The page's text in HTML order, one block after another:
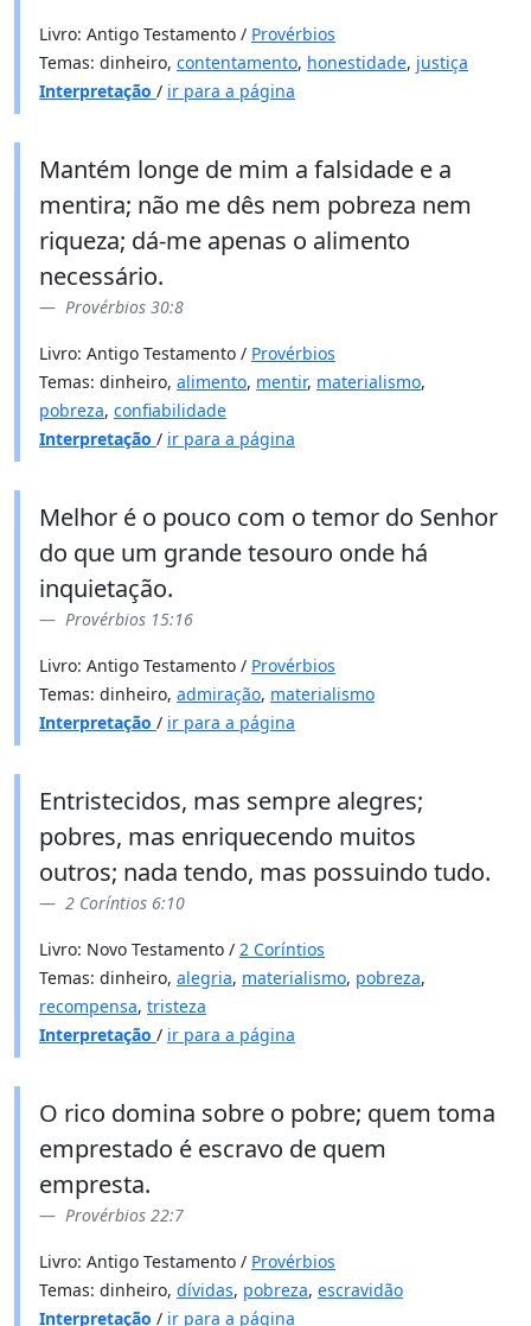
Livro: Antigo Testamento / Provérbios
Temas: dinheiro, contentamento, honestidade, justiça
Interpretação / ir para a página
Mantém longe de mim a falsidade e a
mentira; não me dês nem pobreza nem
riqueza; dá-me apenas o alimento
necessário.
Provérbios 30:8
Livro: Antigo Testamento / Provérbios
Temas: dinheiro, alimento, mentir, materialismo,
pobreza, confiabilidade
Interpretação / ir para a página
Melhor é o pouco com o temor do Senhor
do que um grande tesouro onde há
inquietação.
Provérbios 15:16
Livro: Antigo Testamento / Provérbios
Temas: dinheiro, admiração, materialismo
Interpretação / ir para a página
Entristecidos, mas sempre alegres;
pobres, mas enriquecendo muitos
outros; nada tendo, mas possuindo tudo.
2 Coríntios 6:10
Livro: Novo Testamento / 2 Coríntios
Temas: dinheiro, alegria, materialismo, pobreza,
recompensa, tristeza
Interpretação / ir para a página
O rico domina sobre o pobre; quem toma
emprestado é escravo de quem
empresta.
Provérbios 22:7
Livro: Antigo Testamento / Provérbios
Temas: dinheiro, dívidas, pobreza, escravidão
Interpretação / ir para a página